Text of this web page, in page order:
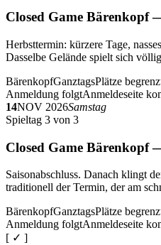
Closed Game Bärenkopf
Herbsttermin: kürzere Tage,
Dasselbe Gelände spielt sich
BärenkopfGanztagsPlätze
Anmeldung folgtAnmeldeseite
14NOV 2026Samstag
Spieltag 3 von 3
Closed Game Bärenkopf
Saisonabschluss. Danach klingt
traditionell der Termin, der am
BärenkopfGanztagsPlätze
Anmeldung folgtAnmeldeseite
[ ✓ ]